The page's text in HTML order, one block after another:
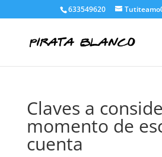
633549620
Claves a
momento de
cuenta